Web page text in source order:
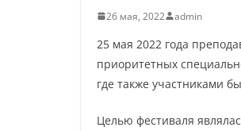
26 мая, 2022 admin
25 мая 2022 года
приоритетных
где также участниками
Целью фестиваля